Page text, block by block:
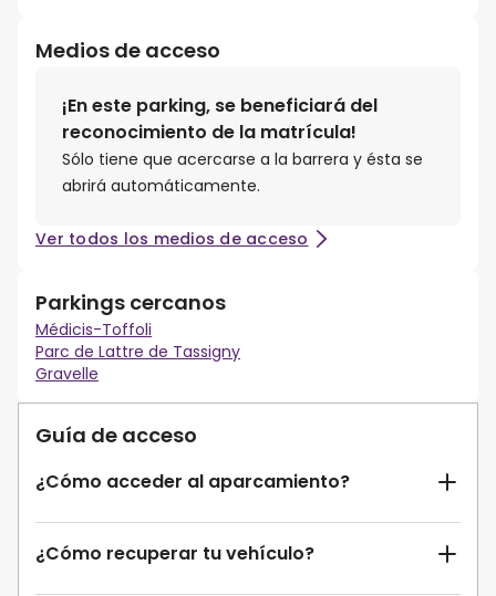
Medios de acceso
¡En este parking, se beneficiará del
reconocimiento de la matrícula!
Sólo tiene que acercarse a la barrera y ésta se
abrirá automáticamente.
Ver todos los medios de acceso
Parkings cercanos
Médicis-Toffoli
Parc de Lattre de Tassigny
Gravelle
Guía de acceso
¿Cómo acceder al aparcamiento?
¿Cómo recuperar tu vehículo?